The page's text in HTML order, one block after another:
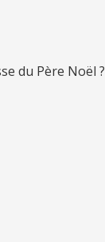
du Père Noël ?